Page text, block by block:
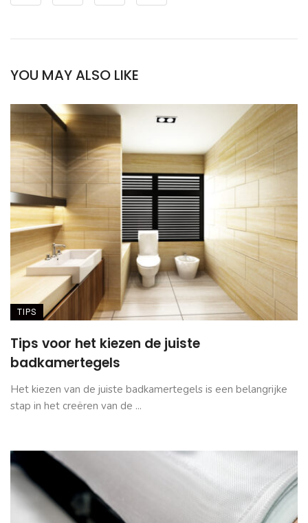
YOU MAY ALSO LIKE
TIPS
Tips voor het kiezen de juiste
badkamertegels
Het kiezen van de juiste badkamertegels is een belangrijke
stap in het creëren van de ...